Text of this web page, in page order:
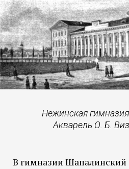
Нежинская
Акварель О. Б.
В гимназии